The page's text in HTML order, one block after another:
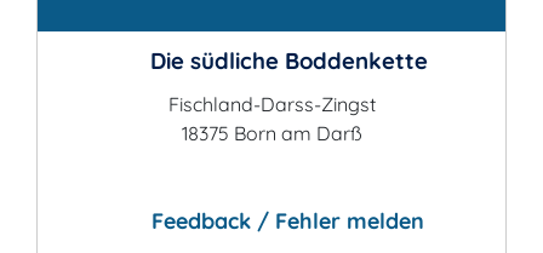
Die südliche Boddenkette
Fischland-Darss-Zingst
18375 Born am Darß
Feedback / Fehler melden